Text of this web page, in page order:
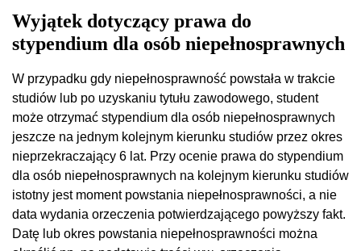
Wyjątek dotyczący prawa do
stypendium dla osób niepełnosprawnych
W przypadku gdy niepełnosprawność powstała w trakcie
studiów lub po uzyskaniu tytułu zawodowego, student
może otrzymać stypendium dla osób niepełnosprawnych
jeszcze na jednym kolejnym kierunku studiów przez okres
nieprzekraczający 6 lat. Przy ocenie prawa do stypendium
dla osób niepełnosprawnych na kolejnym kierunku studiów
istotny jest moment powstania niepełnosprawności, a nie
data wydania orzeczenia potwierdzającego powyższy fakt.
Datę lub okres powstania niepełnosprawności można